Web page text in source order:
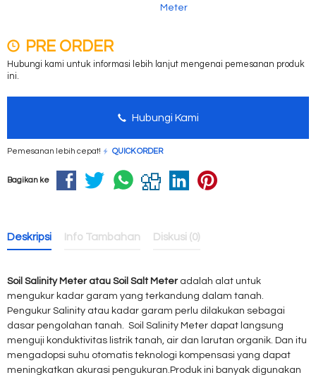
Meter
PRE ORDER
Hubungi kami untuk informasi lebih lanjut mengenai pemesanan produk
ini.
Hubungi Kami
Pemesanan lebih cepat! QUICK ORDER
Bagikan ke
Deskripsi Info Tambahan Diskusi (0)
Soil Salinity Meter atau Soil Salt Meteradalah alat untuk
mengukur kadar garam yang terkandung dalam tanah.
Pengukur Salinity atau kadar garam perlu dilakukan sebagai
dasar pengolahan tanah. Soil Salinity Meter dapat langsung
menguji konduktivitas listrik tanah, air dan larutan organik. Dan itu
mengadopsi suhu otomatis teknologi kompensasi yang dapat
meningkatkan akurasi pengukuran.Produk ini banyak digunakan